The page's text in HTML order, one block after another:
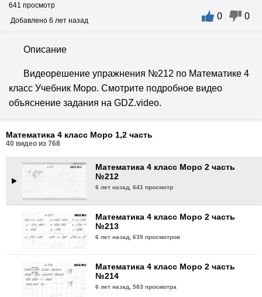
641 просмотр
Добавлено 6 лет назад
0 0
Описание
Видеорешение упражнения №212 по Математике 4
класс Учебник Моро. Смотрите подробное видео
объяснение задания на GDZ.video.
Математика 4 класс Моро 1,2 часть
40 видео из 768
Математика 4 класс Моро 2 часть
№210
6 лет назад,607 просмотров
6 лет назад,610 просмотров
Математика 4 класс Моро 2 часть
№212
6 лет назад,641 просмотр
Математика 4 класс Моро 2 часть
№213
6 лет назад,639 просмотров
Математика 4 класс Моро 2 часть
№214
6 лет назад,583 просмотра